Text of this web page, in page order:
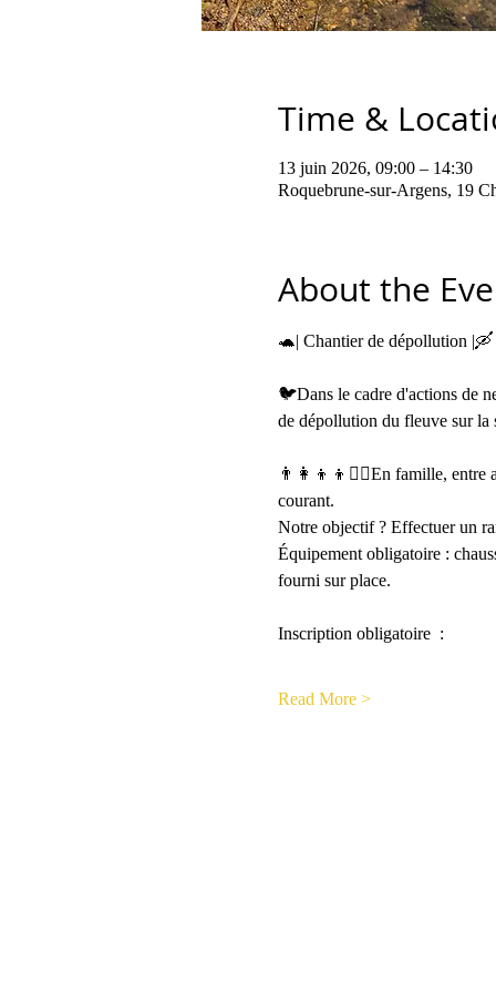
Time &
13 juin 2026, 09:00 – 14:30
Roquebrune-sur-Argens, 19
About the
🐢| Chantier de dépollution |🛶
🐦Dans le cadre d'actions de
de dépollution du fleuve sur
👨‍👩‍👦‍👦🧍‍♀En famille, entre
courant.
Notre objectif ? Effectuer un
Équipement obligatoire :
fourni sur place.
Inscription obligatoire  :
Read More >